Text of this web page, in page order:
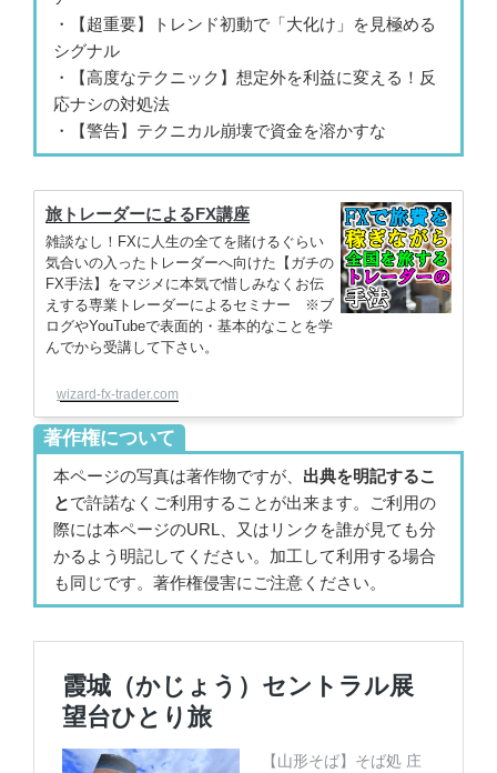
・【超重要】トレンド初動で「大化け」を見極める
シグナル
・【高度なテクニック】想定外を利益に変える！反
応ナシの対処法
・【警告】テクニカル崩壊で資金を溶かすな
旅トレーダーによるFX講座
雑談なし！FXに人生の全てを賭けるぐらい
気合いの入ったトレーダーへ向けた【ガチの
FX手法】をマジメに本気で惜しみなくお伝
えする専業トレーダーによるセミナー ※ブ
ログやYouTubeで表面的・基本的なことを学
んでから受講して下さい。
wizard-fx-trader.com
著作権について
本ページの写真は著作物ですが、 出典を明記するこ
とで許諾なくご利用することが出来ます。ご利用の
際には本ページのURL、又はリンクを誰が見ても分
かるよう明記してください。加工して利用する場合
も同じです。著作権侵害にご注意ください。